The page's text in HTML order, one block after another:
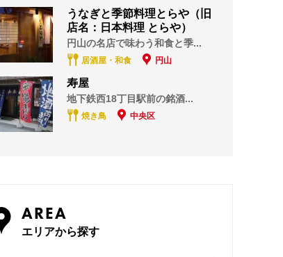
うなぎと季節料理とらや（旧
店名：日本料理 とらや）
円山の名店で味わう和食と季...
居酒屋・和食 円山
寿屋
地下鉄西18丁目駅前の銘酒...
焼き鳥 中央区
AREA
エリアから探す